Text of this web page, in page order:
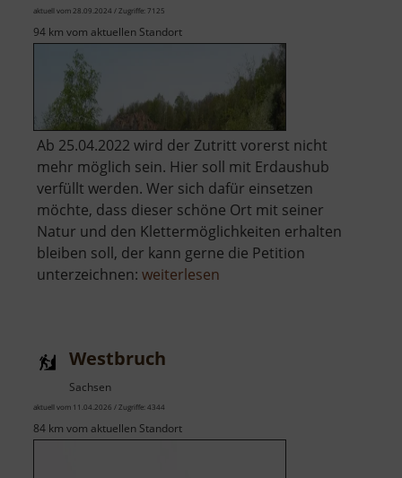
aktuell vom 28.09.2024 / Zugriffe: 7125
94 km vom aktuellen Standort
Ab 25.04.2022 wird der Zutritt vorerst nicht
mehr möglich sein. Hier soll mit Erdaushub
verfüllt werden. Wer sich dafür einsetzen
möchte, dass dieser schöne Ort mit seiner
Natur und den Klettermöglichkeiten erhalten
bleiben soll, der kann gerne die Petition
unterzeichnen: weiterlesen
Westbruch
Sachsen
aktuell vom 11.04.2026 / Zugriffe: 4344
84 km vom aktuellen Standort